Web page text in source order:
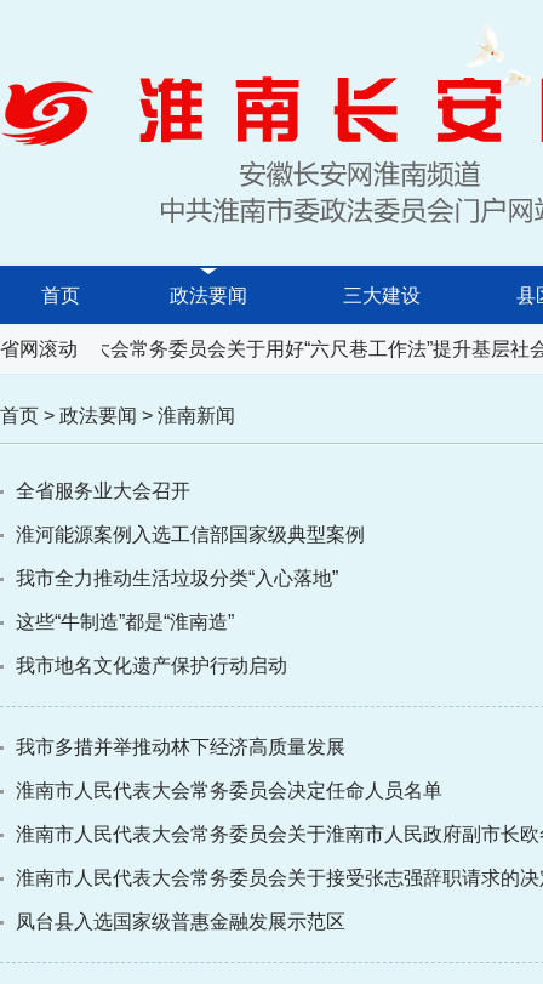
首页 政法要闻 三大建设 县
省网滚动
民代表大会常务委员会关于用好“六尺巷工作法”提升基层社会
首页 > 政法要闻 > 淮南新闻
全省服务业大会召开
淮河能源案例入选工信部国家级典型案例
我市全力推动生活垃圾分类“入心落地”
这些“牛制造”都是“淮南造”
我市地名文化遗产保护行动启动
我市多措并举推动林下经济高质量发展
淮南市人民代表大会常务委员会决定任命人员名单
淮南市人民代表大会常务委员会关于淮南市人民政府副市长
淮南市人民代表大会常务委员会关于接受张志强辞职请求的决
凤台县入选国家级普惠金融发展示范区